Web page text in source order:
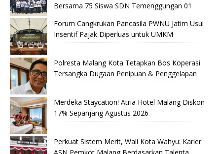
Bersama 75 Siswa SDN Temenggungan 01
Forum Cangkrukan Pancasila PWNU Jatim Usul
Insentif Pajak Diperluas untuk UMKM
Polresta Malang Kota Tetapkan Bos Koperasi
Tersangka Dugaan Penipuan & Penggelapan
Merdeka Staycation! Atria Hotel Malang Diskon
17% Sepanjang Agustus 2026
Perkuat Sistem Merit, Wali Kota Wahyu: Karier